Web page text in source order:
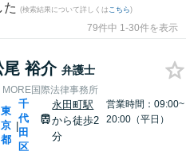
た (検索結果について詳しくは こちら)
79件中 1-30件を表示
尾 裕介 弁護士
MORE国際法律事務所
東
京
都
|
千
代
田
区
永田町駅
から徒歩2
分
営業時間：09:00~
20:00（平日）